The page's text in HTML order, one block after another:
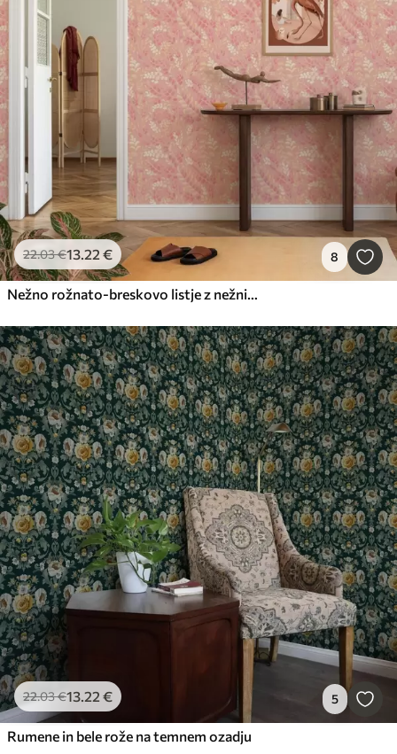
22.03€13.22 € 8
Nežno rožnato-breskovo listje z nežnim barvnim sijajem
22.03€13.22 € 5
Rumene in bele rože na temnem ozadju